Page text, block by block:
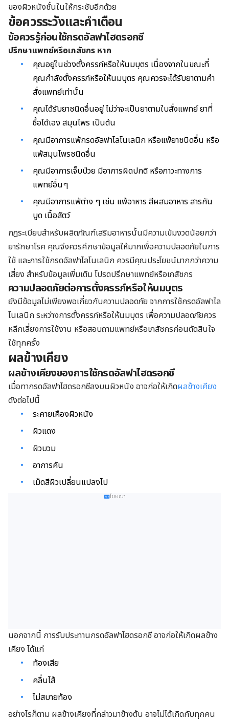
ของผิวหนังชั้นในให้กระชับอีกด้วย
ข้อควรระวังและคำเตือน
ข้อควรรู้ก่อนใช้กรดอัลฟาไฮดรอกซี
ปรึกษาแพทย์หรึอเภสัชกร หาก
คุณอยู่ในช่วงตั้งครรภ์หรือให้นมบุตร เนื่องจากในขณะที่
คุณกำลังตั้งครรภ์หรือให้นมบุตร คุณควรจะได้รับยาตามคำ
สั่งแพทย์เท่านั้น
คุณได้รับยาชนิดอื่นอยู่ ไม่ว่าจะเป็นยาตามใบสั่งแพทย์ ยาที่
ซื้อได้เอง สมุนไพร เป็นต้น
คุณมีอาการแพ้กรดอัลฟาไลโนเลนิก หรือแพ้ยาชนิดอื่น หรือ
แพ้สมุนไพรชนิดอื่น
คุณมีอาการเจ็บป่วย มีอาการผิดปกติ หรือภาวะทางการ
แพทย์อื่นๆ
คุณมีอาการแพ้ต่าง ๆ เช่น แพ้อาหาร สีผสมอาหาร สารกัน
บูด เนื้อสัตว์
กฎระเบียบสำหรับผลิตภัณฑ์เสริมอาหารนั้นมีความเข้มงวดน้อยกว่า
ยารักษาโรค คุณจึงควรศึกษาข้อมูลให้มากเพื่อความปลอดภัยในการ
ใช้ และการใช้กรดอัลฟาไลโนเลนิก ควรมีคุณประโยชน์มากกว่าความ
เสี่ยง สำหรับข้อมูลเพิ่มเติม โปรดปรึกษาแพทย์หรือเภสัชกร
ความปลอดภัยต่อการตั้งครรภ์หรือให้นมบุตร
ยังมีข้อมูลไม่เพียงพอเกี่ยวกับความปลอดภัย จากการใช้กรดอัลฟาไล
โนเลนิก ระหว่างการตั้งครรภ์หรือให้นมบุตร เพื่อความปลอดภัยควร
หลีกเลี่ยงการใช้งาน หรือสอบถามแพทย์หรือเภสัชกรก่อนตัดสินใจ
ใช้ทุกครั้ง
ผลข้างเคียง
ผลข้างเคียงของการใช้กรดอัลฟาไฮดรอกซี
เมื่อทากรดอัลฟาไฮดรอกซีลงบนผิวหนัง อาจก่อให้เกิดผลข้างเคียง
ดังต่อไปนี้
ระคายเคืองผิวหนัง
ผิวแดง
ผิวบวม
อาการคัน
เม็ดสีผิวเปลี่ยนแปลงไป
โฆษณา
นอกจากนี้ การรับประทานกรดอัลฟาไฮดรอกซี อาจก่อให้เกิดผลข้าง
เคียง ได้แก่
ท้องเสีย
คลื่นไส้
ไม่สบายท้อง
อย่างไรก็ตาม ผลข้างเคียงที่กล่าวมาข้างต้น อาจไม่ได้เกิดกับทุกคน